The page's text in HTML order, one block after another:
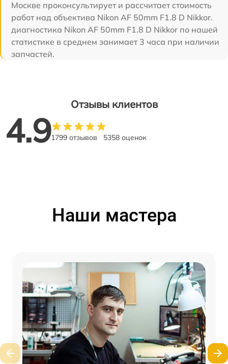
Москве проконсультирует и рассчитает стоимость
работ над объектива Nikon AF 50mm F1.8 D Nikkor.
диагностика Nikon AF 50mm F1.8 D Nikkor по нашей
статистике в среднем занимает 3 часа при наличии
запчастей.
Отзывы клиентов
4.91799 отзывов 5358 оценок
Наши мастера